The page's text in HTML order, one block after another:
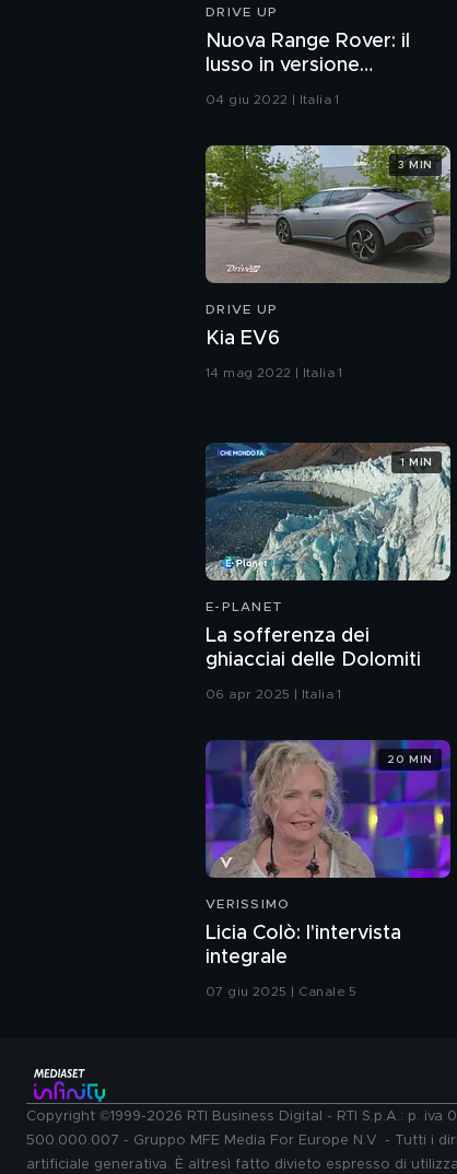
DRIVE UP
Nuova Range Rover: il
lusso in versione
contemporanea
04 giu 2022 | Italia 1
DRIVE UP
Kia EV6
14 mag 2022 | Italia 1
3 MIN
E-PLANET
La sofferenza dei
ghiacciai delle Dolomiti
06 apr 2025 | Italia 1
1 MIN
VERISSIMO
Licia Colò: l'intervista
integrale
07 giu 2025 | Canale 5
20 MIN
Copyright ©1999-2026 RTI Business Digital - RTI S.p.A.: p.
500.000.007 - Gruppo MFE Media For Europe N.V. - Tutti i
artificiale generativa. È altresì fatto divieto espresso di